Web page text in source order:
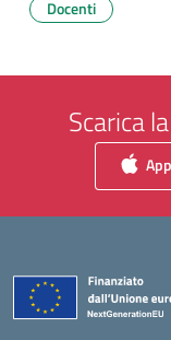
Docenti
Scarica